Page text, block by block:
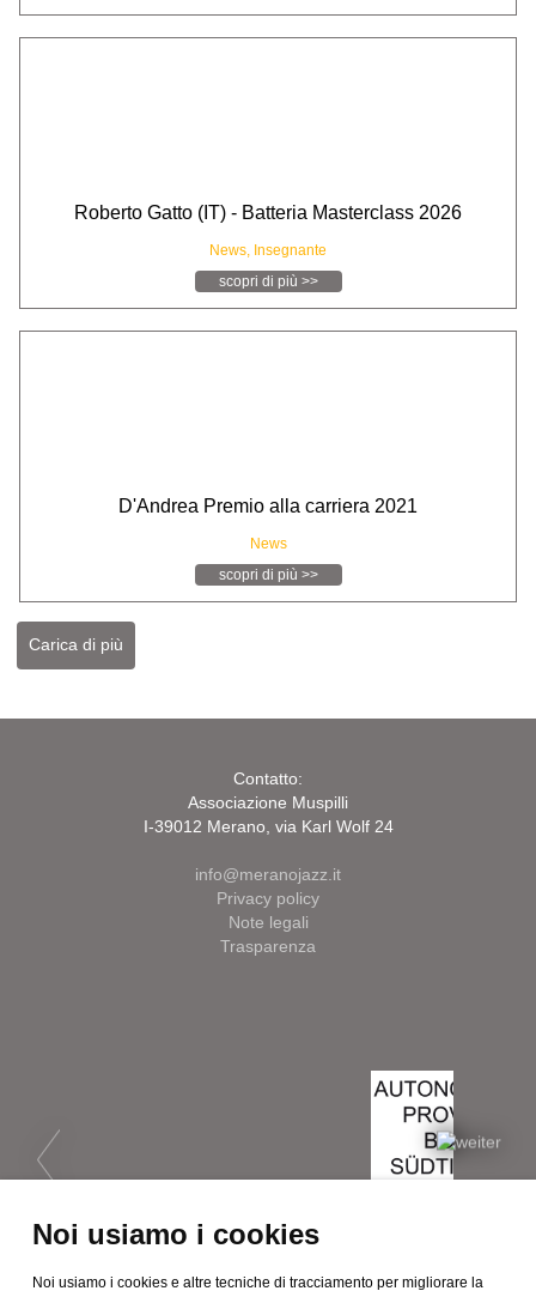
Noi usiamo i cookies
Noi usiamo i cookies e altre tecniche di tracciamento per migliorare la
Roberto Gatto (IT) - Batteria Masterclass 2026
News, Insegnante
scopri di più >>
D'Andrea Premio alla carriera 2021
News
scopri di più >>
Carica di più
Contatto:
Associazione Muspilli
I-39012 Merano, via Karl Wolf 24
info@meranojazz.it
Privacy policy
Note legali
Trasparenza